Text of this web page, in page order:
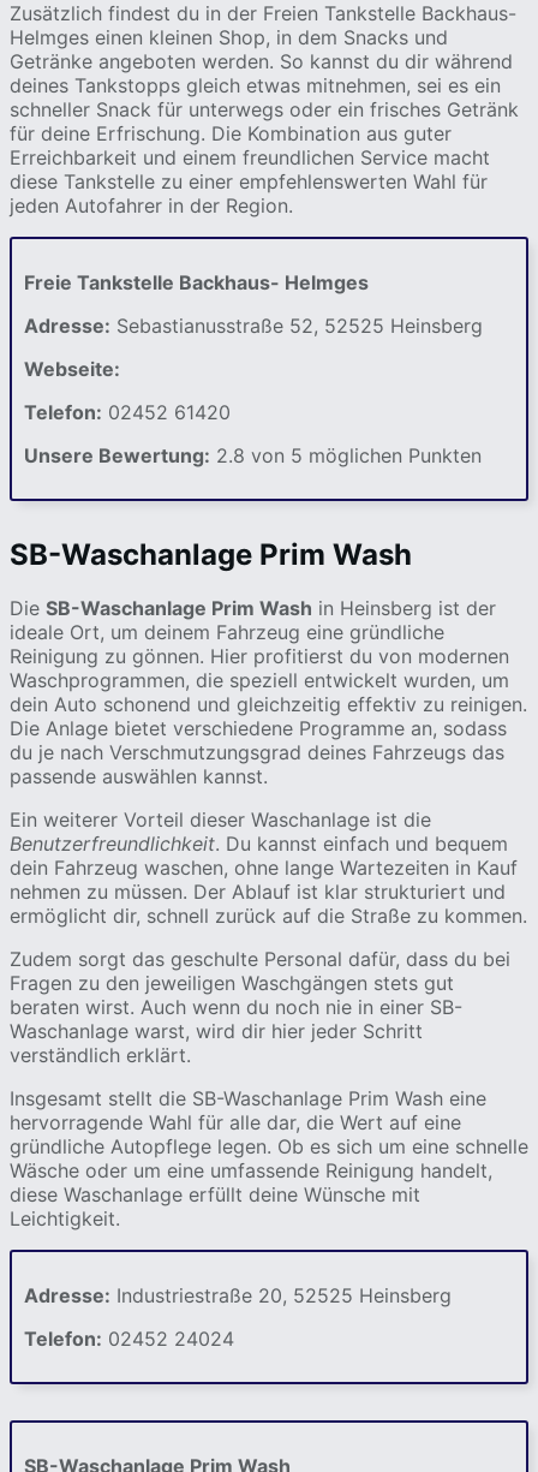
Zusätzlich findest du in der Freien Tankstelle Backhaus-
Helmges einen kleinen Shop, in dem Snacks und
Getränke angeboten werden. So kannst du dir während
deines Tankstopps gleich etwas mitnehmen, sei es ein
schneller Snack für unterwegs oder ein frisches Getränk
für deine Erfrischung. Die Kombination aus guter
Erreichbarkeit und einem freundlichen Service macht
diese Tankstelle zu einer empfehlenswerten Wahl für
jeden Autofahrer in der Region.
Freie Tankstelle Backhaus- Helmges
Adresse: Sebastianusstraße 52, 52525 Heinsberg
Webseite:
Telefon: 02452 61420
Unsere Bewertung: 2.8 von 5 möglichen Punkten
SB-Waschanlage Prim Wash
Die SB-Waschanlage Prim Wash in Heinsberg ist der
ideale Ort, um deinem Fahrzeug eine gründliche
Reinigung zu gönnen. Hier profitierst du von modernen
Waschprogrammen, die speziell entwickelt wurden, um
dein Auto schonend und gleichzeitig effektiv zu reinigen.
Die Anlage bietet verschiedene Programme an, sodass
du je nach Verschmutzungsgrad deines Fahrzeugs das
passende auswählen kannst.
Ein weiterer Vorteil dieser Waschanlage ist die
Benutzerfreundlichkeit. Du kannst einfach und bequem
dein Fahrzeug waschen, ohne lange Wartezeiten in Kauf
nehmen zu müssen. Der Ablauf ist klar strukturiert und
ermöglicht dir, schnell zurück auf die Straße zu kommen.
Zudem sorgt das geschulte Personal dafür, dass du bei
Fragen zu den jeweiligen Waschgängen stets gut
beraten wirst. Auch wenn du noch nie in einer SB-
Waschanlage warst, wird dir hier jeder Schritt
verständlich erklärt.
Insgesamt stellt die SB-Waschanlage Prim Wash eine
hervorragende Wahl für alle dar, die Wert auf eine
gründliche Autopflege legen. Ob es sich um eine schnelle
Wäsche oder um eine umfassende Reinigung handelt,
diese Waschanlage erfüllt deine Wünsche mit
Leichtigkeit.
Adresse: Industriestraße 20, 52525 Heinsberg
Telefon: 02452 24024
SB-Waschanlage Prim Wash